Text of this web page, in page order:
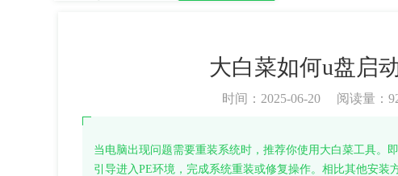
大白菜如何u盘启
时间：2025-06-20 阅读量：
当电脑出现问题需要重装系统时，推荐你使用大白菜工具。
引导进入PE环境，完成系统重装或修复操作。相比其他安